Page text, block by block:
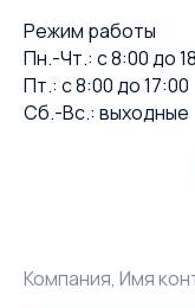
Режим работы
Пн.-Чт.: с 8:00 до
Пт.: с 8:00 до 17:00
Сб.-Вс.: выходные
Компания, Имя